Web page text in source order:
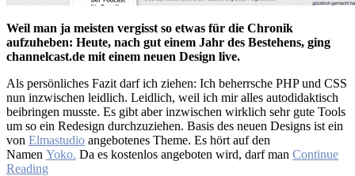
Weil man ja meisten vergisst so etwas für die Chronik
aufzuheben: Heute, nach gut einem Jahr des Bestehens, ging
channelcast.de mit einem neuen Design live.
Als persönliches Fazit darf ich ziehen: Ich beherrsche PHP und CSS
nun inzwischen leidlich. Leidlich, weil ich mir alles autodidaktisch
beibringen musste. Es gibt aber inzwischen wirklich sehr gute Tools
um so ein Redesign durchzuziehen. Basis des neuen Designs ist ein
von Elmastudio angebotenes Theme. Es hört auf den
Namen Yoko. Da es kostenlos angeboten wird, darf man Continue
Reading